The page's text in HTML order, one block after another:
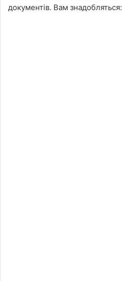
документів. Вам знадобляться: